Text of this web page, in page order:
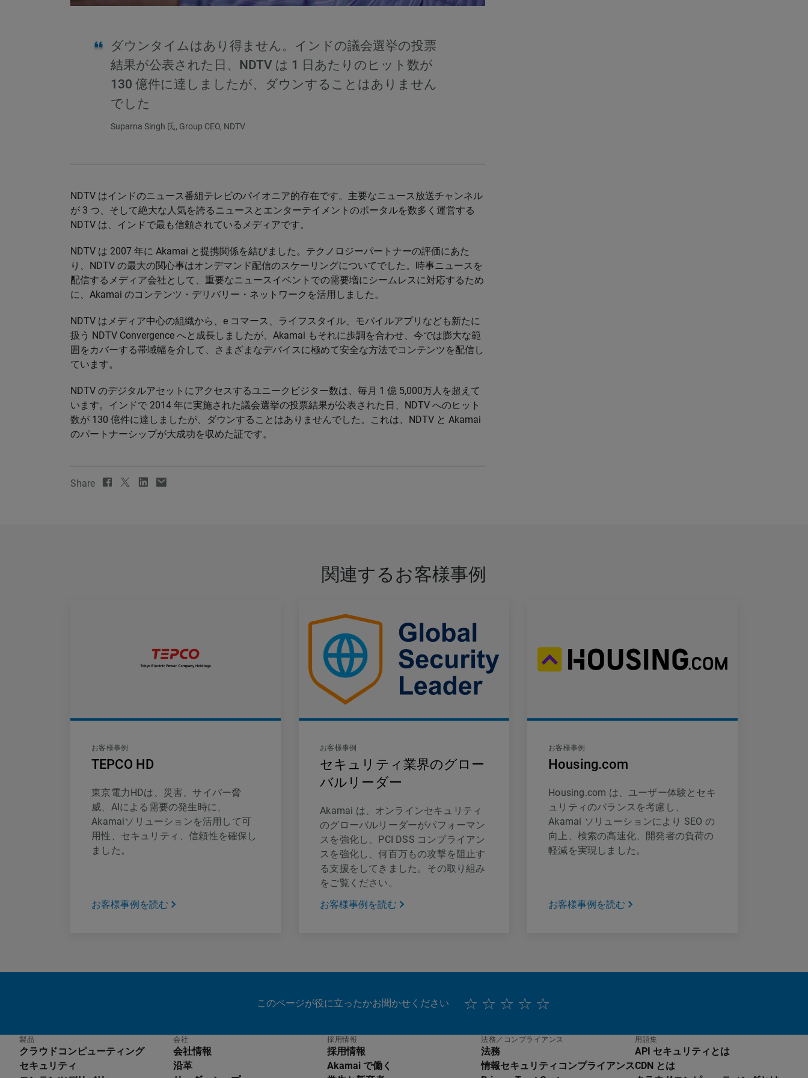
ダウンタイムはあり得ません。インドの議会選挙の投票
結果が公表された日、NDTV は 1 日あたりのヒット数が
130 億件に達しましたが、ダウンすることはありません
でした
Suparna Singh 氏, Group CEO, NDTV
NDTV はインドのニュース番組テレビのパイオニア的存在です。主要なニュース放送チャンネル
が 3 つ、そして絶大な人気を誇るニュースとエンターテイメントのポータルを数多く運営する
NDTV は、インドで最も信頼されているメディアです。
NDTV は 2007 年に Akamai と提携関係を結びました。テクノロジーパートナーの評価にあた
り、NDTV の最大の関心事はオンデマンド配信のスケーリングについてでした。時事ニュースを
配信するメディア会社として、重要なニュースイベントでの需要増にシームレスに対応するため
に、Akamai のコンテンツ・デリバリー・ネットワークを活用しました。
NDTV はメディア中心の組織から、e コマース、ライフスタイル、モバイルアプリなども新たに
扱う NDTV Convergence へと成長しましたが、Akamai もそれに歩調を合わせ、今では膨大な範
囲をカバーする帯域幅を介して、さまざまなデバイスに極めて安全な方法でコンテンツを配信し
ています。
NDTV のデジタルアセットにアクセスするユニークビジター数は、毎月 1 億 5,000万人を超えて
います。インドで 2014 年に実施された議会選挙の投票結果が公表された日、NDTV へのヒット
数が 130 億件に達しましたが、ダウンすることはありませんでした。これは、NDTV と Akamai
のパートナーシップが大成功を収めた証です。
Share
関連するお客様事例
お客様事例
TEPCO HD
東京電力HDは、災害、サイバー脅
威、AIによる需要の発生時に、
Akamaiソリューションを活用して可
用性、セキュリティ、信頼性を確保し
ました。
お客様事例を読む
お客様事例
セキュリティ業界のグロー
バルリーダー
Akamai は、オンラインセキュリティ
のグローバルリーダーがパフォーマン
スを強化し、PCI DSS コンプライアン
スを強化し、何百万もの攻撃を阻止す
る支援をしてきました。その取り組み
をご覧ください。
お客様事例を読む
お客様事例
Housing.com
Housing.com は、ユーザー体験とセキ
ュリティのバランスを考慮し、
Akamai ソリューションにより SEO の
向上、検索の高速化、開発者の負荷の
軽減を実現しました。
お客様事例を読む
このページが役に立ったかお聞かせください
製品
クラウドコンピューティング
セキュリティ
会社
会社情報
沿革
採用情報
採用情報
Akamai で働く
法務／コンプライアンス
法務
情報セキュリティコンプライアンス
用語集
API セキュリティとは
CDN とは